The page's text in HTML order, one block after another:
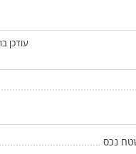
עודכן
נכס